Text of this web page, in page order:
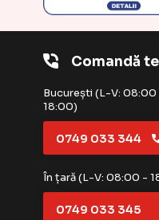
Comandă
București (L-V: 08:00
18:00)
0749 033 344
În țară (L-V: 08:00 -
0749 033 345